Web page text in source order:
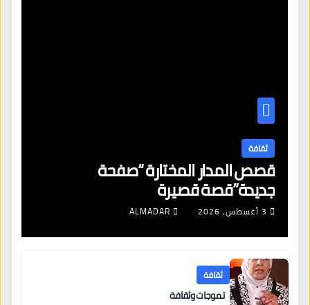
ثقافة
قصص المدار المختارة “صفحة
جديدة”قصة قصيرة
3 أغسطس، 2026 ALMADAR
ثقافة
تموجات وثقافة